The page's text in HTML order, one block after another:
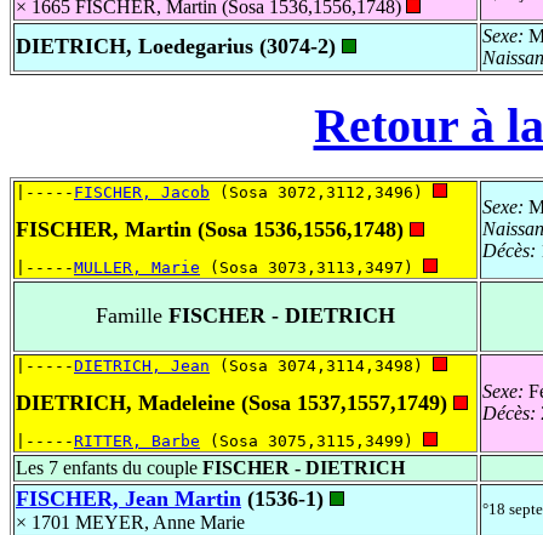
× 1665 FISCHER, Martin (Sosa 1536,1556,1748)
DIETRICH, Loedegarius (3074-2) Sexe:
Retour à
|----- FISCHER, Jacob (Sosa 3072,3112,3496)
FISCHER, Martin (Sosa 1536,1556,1748)
|-----MULLER, Marie (Sosa 3073,3113,3497)
Sexe:
Décès:
Famille FISCHER - DIETRICH
|-----DIETRICH, Jean (Sosa 3074,3114,3498)
DIETRICH, Madeleine (Sosa 1537,1557,1749)
|-----RITTER, Barbe (Sosa 3075,3115,3499)
Sexe:
Décès:
Les 7 enfants du couple FISCHER - DIETRICH
FISCHER, Jean Martin (1536-1)
× 1701 MEYER, Anne Marie
°18